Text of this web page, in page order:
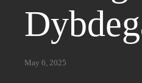
May 6, 2025